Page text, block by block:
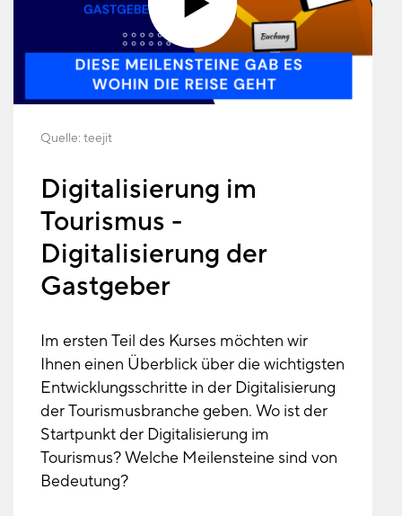
Quelle: teejit
Digitalisierung im
Tourismus -
Digitalisierung der
Gastgeber
Im ersten Teil des Kurses möchten wir
Ihnen einen Überblick über die wichtigsten
Entwicklungsschritte in der Digitalisierung
der Tourismusbranche geben. Wo ist der
Startpunkt der Digitalisierung im
Tourismus? Welche Meilensteine sind von
Bedeutung?